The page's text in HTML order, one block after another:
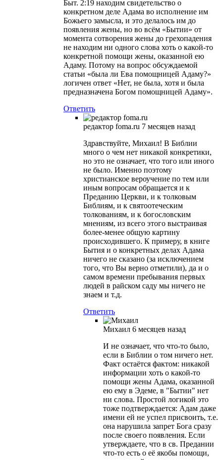
Быт. 2:19 находим свидетельство о
конкретном деле Адама во исполнение им
Божьего замысла, и это делалось им до
появления жены, но во всём «Бытии» от
момента сотворения жены до грехопадения
не находим ни одного слова хоть о какой-то
конкретной помощи жены, оказанной ею
Адаму. Потому на вопрос обсуждаемой
статьи «была ли Ева помощницей Адаму?»
логичен ответ «Нет, не была, хотя и была
предназначена Богом помощницей Адаму».
Ответить
редактор foma.ru 7 месяцев назад
Здравствуйте, Михаил! В Библии
много о чем нет никакой конкретики,
но это не означает, что того или иного
не было. Именно поэтому
христианское вероучение по тем или
иным вопросам обращается и к
Преданию Церкви, и к толковым
Библиям, и к святоотеческим
толкованиям, и к богословским
мнениям, из всего этого выстраивая
более-менее общую картину
происходившего. К примеру, в книге
Бытия и о конкретных делах Адама
ничего не сказано (за исключением
того, что Вы верно отметили), да и о
самом времени пребывания первых
людей в райском саду мы ничего не
знаем и т.д.
Ответить
Михаил 6 месяцев назад
И не означает, что что-то было,
если в Библии о том ничего нет.
Факт остаётся фактом: никакой
информации хоть о какой-то
помощи жены Адама, оказанной
ею ему в Эдеме, в "Бытии" нет
ни слова. Простой логикой это
тоже подтверждается: Адам даже
имени ей не успел присвоить, т.е.
она нарушила запрет Бога сразу
после своего появления. Если
утверждаете, что в св. Предании
что-то есть о её якобы помощи,